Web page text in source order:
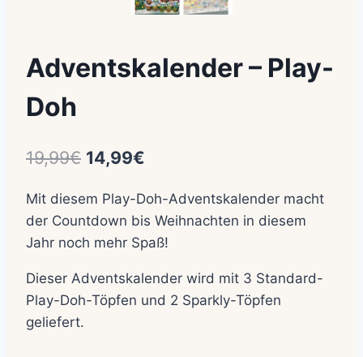
Adventskalender – Play-
Doh
19,99€ Ursprünglicher
war:
19,99€
14,99€
ist:
14,99€.
Mit diesem Play-Doh-Adventskalender macht
der Countdown bis Weihnachten in diesem
Jahr noch mehr Spaß!
Dieser Adventskalender wird mit 3 Standard-
Play-Doh-Töpfen und 2 Sparkly-Töpfen
geliefert.